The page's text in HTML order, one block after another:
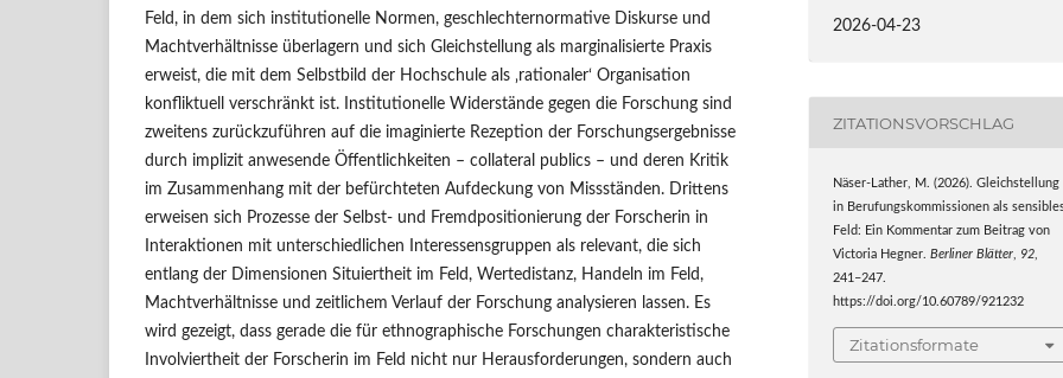
Feld, in dem sich institutionelle Normen, geschlechternormative Diskurse und
Machtverhältnisse überlagern und sich Gleichstellung als marginalisierte Praxis
erweist, die mit dem Selbstbild der Hochschule als ‚rationaler‘ Organisation
konfliktuell verschränkt ist. Institutionelle Widerstände gegen die Forschung sind
zweitens zurückzuführen auf die imaginierte Rezeption der Forschungsergebnisse
durch implizit anwesende Öffentlichkeiten – collateral publics – und deren Kritik
im Zusammenhang mit der befürchteten Aufdeckung von Missständen. Drittens
erweisen sich Prozesse der Selbst- und Fremdpositionierung der Forscherin in
Interaktionen mit unterschiedlichen Interessensgruppen als relevant, die sich
entlang der Dimensionen Situiertheit im Feld, Wertedistanz, Handeln im Feld,
Machtverhältnisse und zeitlichem Verlauf der Forschung analysieren lassen. Es
wird gezeigt, dass gerade die für ethnographische Forschungen charakteristische
Involviertheit der Forscherin im Feld nicht nur Herausforderungen, sondern auch
2026-04-23
ZITATIONSVORSCHLAG
Näser-Lather, M. (2026). Gleichstellung
in Berufungskommissionen als
Feld: Ein Kommentar zum Beitrag von
Victoria Hegner.Berliner Blätter, 92,
241–247.
https://doi.org/10.60789/921232
Zitationsformate